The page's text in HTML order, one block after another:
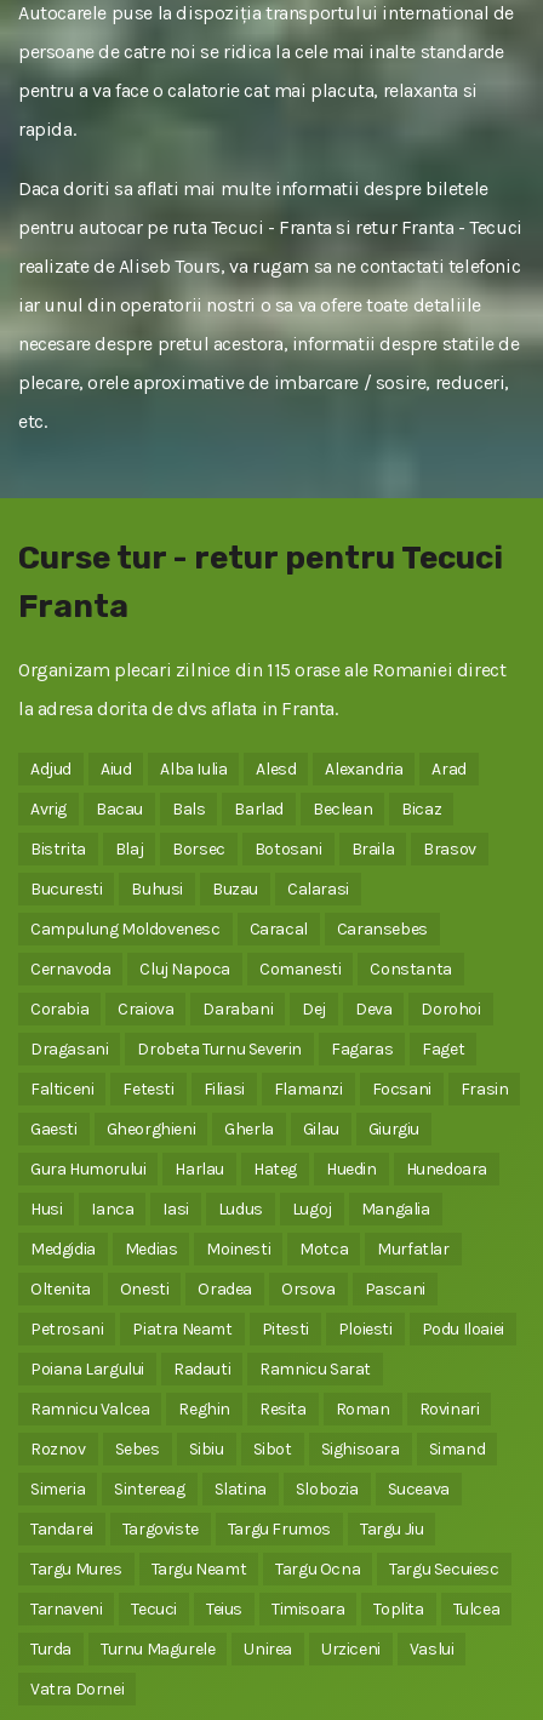
Autocarele puse la dispoziția transportului international de
persoane de catre noi se ridica la cele mai inalte standarde
pentru a va face o calatorie cat mai placuta, relaxanta si
rapida.
Daca doriti sa aflati mai multe informatii despre biletele
pentru autocar pe ruta Tecuci - Franta si retur Franta - Tecuci
realizate de Aliseb Tours, va rugam sa ne contactati telefonic
iar unul din operatorii nostri o sa va ofere toate detaliile
necesare despre pretul acestora, informatii despre statile de
plecare, orele aproximative de imbarcare / sosire, reduceri,
etc.
Curse tur - retur pentru Tecuci
Franta
Organizam plecari zilnice din 115 orase ale Romaniei direct
la adresa dorita de dvs aflata in Franta.
Adjud Aiud Alba Iulia Alesd Alexandria
Arad
Avrig
Bacau Bals Barlad Beclean
Bicaz
Bistrita
Blaj Borsec Botosani Braila
Brasov
Bucuresti
Buhusi Buzau
Calarasi
Campulung Moldovenesc
Caracal
Caransebes
Cernavoda
Cluj Napoca Comanesti
Constanta
Corabia
Craiova Darabani Dej Deva
Dorohoi
Dragasani
Drobeta Turnu Severin Fagaras
Faget
Falticeni
Fetesti Filiasi Flamanzi Focsani
Frasin
Gaesti
Gheorghieni Gherla Gilau
Giurgiu
Gura Humorului
Harlau Hateg Huedin
Hunedoara
Husi
Ianca Iasi Ludus Lugoj
Mangalia
Medgidia
Medias Moinesti Motca
Murfatlar
Oltenita
Onesti Oradea Orsova
Pascani
Petrosani
Piatra Neamt Pitesti Ploiesti
Podu Iloaiei
Poiana Largului
Radauti
Ramnicu Sarat
Ramnicu Valcea
Reghin Resita Roman
Rovinari
Roznov
Sebes Sibiu Sibot Sighisoara
Simand
Simeria
Sintereag Slatina Slobozia
Suceava
Tandarei
Targoviste Targu Frumos
Targu Jiu
Targu Mures
Targu Neamt Targu Ocna
Targu Secuiesc
Tarnaveni
Tecuci Teius Timisoara Toplita
Tulcea
Turda
Turnu Magurele Unirea Urziceni
Vaslui
Vatra Dornei